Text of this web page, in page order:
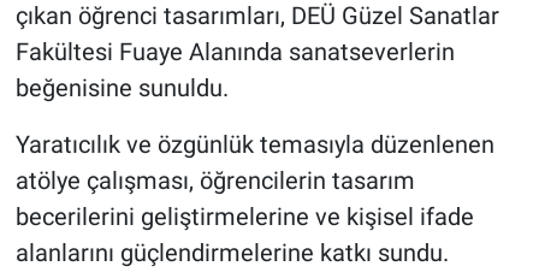
çıkan öğrenci tasarımları, DEÜ Güzel Sanatlar
Fakültesi Fuaye Alanında sanatseverlerin
beğenisine sunuldu.
Yaratıcılık ve özgünlük temasıyla düzenlenen
atölye çalışması, öğrencilerin tasarım
becerilerini geliştirmelerine ve kişisel ifade
alanlarını güçlendirmelerine katkı sundu.